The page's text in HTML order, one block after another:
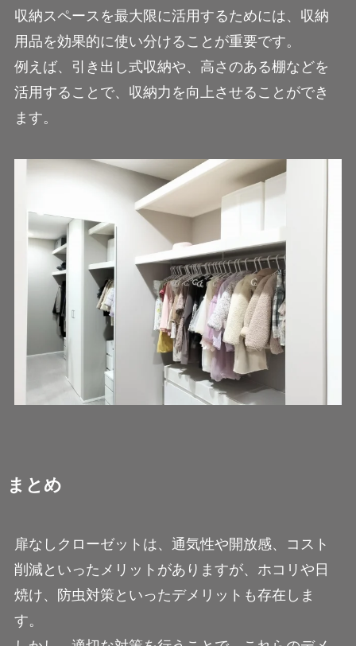
収納スペースを最大限に活用するためには、収納
用品を効果的に使い分けることが重要です。
例えば、引き出し式収納や、高さのある棚などを
活用することで、収納力を向上させることができ
ます。
まとめ
扉なしクローゼットは、通気性や開放感、コスト
削減といったメリットがありますが、ホコリや日
焼け、防虫対策といったデメリットも存在しま
す。